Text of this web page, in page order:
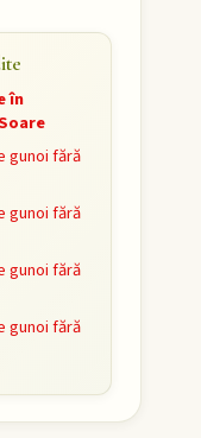
în
gunoi fără
gunoi fără
gunoi fără
gunoi fără